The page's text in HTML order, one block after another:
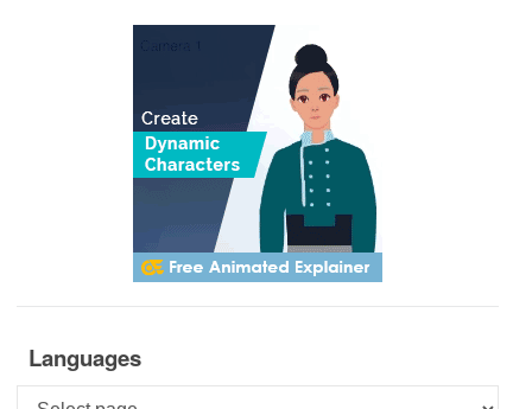
Languages
Languages